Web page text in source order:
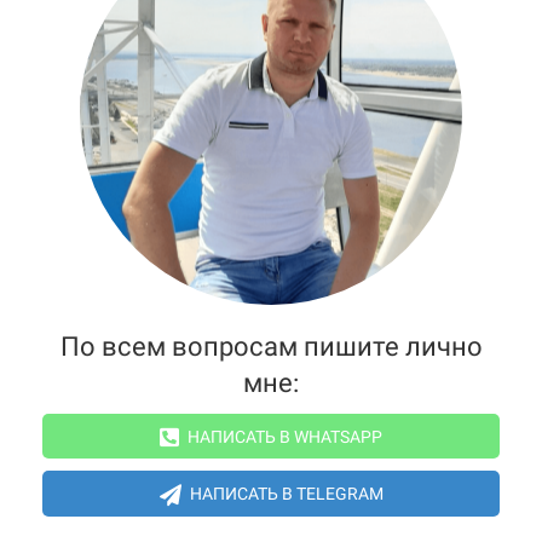
По всем вопросам пишите лично
мне:
НАПИСАТЬ В WHATSAPP
НАПИСАТЬ В TELEGRAM